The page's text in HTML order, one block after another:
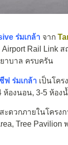
ร่มเกล้า จาก
Airport Rail Link
าบาล ครบครัน
ฟ ร่มเกล้า เป็นโคร
องนอน, 3-5 ห้อง
ะดวกภายในโครง
Tree